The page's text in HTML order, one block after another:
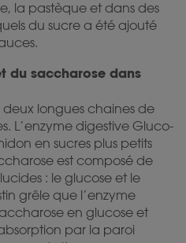
la pastèque et dans des
du sucre a été ajouté
du saccharose dans
deux longues chaines de
L’enzyme digestive Gluco-
en sucres plus petits
est composé de
: le glucose et le
grêle que l’enzyme
en glucose et
par la paroi